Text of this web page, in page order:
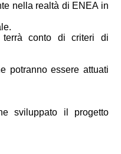
nella realtà di ENEA in
terrà conto di criteri di
potranno essere attuati
sviluppato il progetto